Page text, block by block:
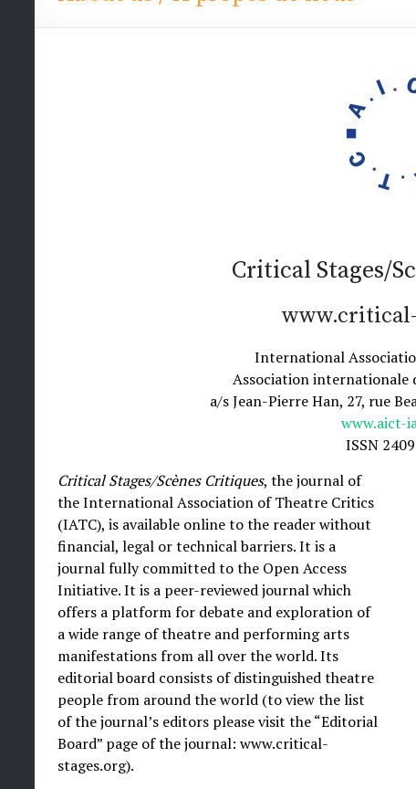
Critical Stages/
International
Association internationale
a/s Jean-Pierre Han, 27, rue
www.aict-
ISSN
Critical Stages/Scènes Critiques, the journal of
the International Association of Theatre Critics
(IATC), is available online to the reader without
financial, legal or technical barriers. It is a
journal fully committed to the Open Access
Initiative. It is a peer-reviewed journal which
offers a platform for debate and exploration of
a wide range of theatre and performing arts
manifestations from all over the world. Its
editorial board consists of distinguished theatre
people from around the world (to view the list
of the journal’s editors please visit the “Editorial
Board” page of the journal: www.critical-
stages.org).